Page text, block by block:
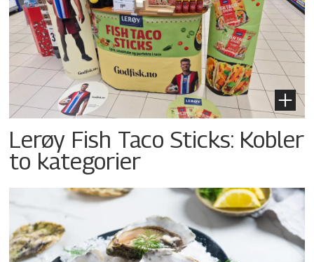
Lerøy Fish Taco Sticks: Kobler
to kategorier